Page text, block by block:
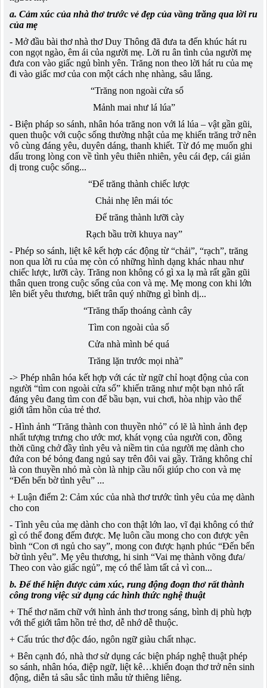
a. Cảm xúc của nhà thơ trước vẻ đẹp của vầng trăng qua lời ru
của mẹ
- Mở đầu bài thơ nhà thơ Duy Thông đã đưa ta đến khúc hát ru
con ngọt ngào, êm ái của người mẹ. Lời ru ân tình của người mẹ
đưa con vào giấc ngủ bình yên. Trăng non theo lời hát ru của mẹ
đi vào giấc mơ của con một cách nhẹ nhàng, sâu lắng.
“Trăng non ngoài cửa sổ
Mảnh mai như lá lúa”
- Biện pháp so sánh, nhân hóa trăng non với lá lúa – vật gần gũi,
quen thuộc với cuộc sống thường nhật của mẹ khiến trăng trở nên
vô cùng đáng yêu, duyên dáng, thanh khiết. Từ đó mẹ muốn ghi
dấu trong lòng con về tình yêu thiên nhiên, yêu cái đẹp, cái giản
dị trong cuộc sống...
“Để trăng thành chiếc lược
Chải nhẹ lên mái tóc
Để trăng thành lưỡi cày
Rạch bầu trời khuya nay”
- Phép so sánh, liệt kê kết hợp các động từ “chải”, “rạch”, trăng
non qua lời ru của mẹ còn có những hình dạng khác nhau như
chiếc lược, lưỡi cày. Trăng non không có gì xa lạ mà rất gần gũi
thân quen trong cuộc sống của con và mẹ. Mẹ mong con khi lớn
lên biết yêu thương, biết trân quý những gì bình dị...
“Trăng thấp thoáng cành cây
Tìm con ngoài của sổ
Cửa nhà mình bé quá
Trăng lặn trước mọi nhà”
-> Phép nhân hóa kết hợp với các từ ngữ chỉ hoạt động của con
người “tìm con ngoài cửa sổ” khiến trăng như một bạn nhỏ rất
đáng yêu đang tìm con để bầu bạn, vui chơi, hòa nhịp vào thế
giới tâm hồn của trẻ thơ.
- Hình ảnh “Trăng thành con thuyền nhỏ” có lẽ là hình ảnh đẹp
nhất tượng trưng cho ước mơ, khát vọng của người con, đồng
thời cũng chở đầy tình yêu và niềm tin của người mẹ dành cho
đứa con bé bỏng đang ngủ say trên đôi vai gầy. Trăng không chỉ
là con thuyền nhỏ mà còn là nhịp cầu nối giúp cho con và mẹ
“Đến bến bờ tình yêu” ...
+ Luận điểm 2: Cảm xúc của nhà thơ trước tình yêu của mẹ dành
cho con
- Tình yêu của mẹ dành cho con thật lớn lao, vĩ đại không có thứ
gì có thể đong đếm được. Mẹ luôn cầu mong cho con được yên
bình “Con ơi ngủ cho say”, mong con được hạnh phúc “Đến bến
bờ tình yêu”. Mẹ yêu thương, hi sinh “Vai mẹ thành võng đưa/
Theo con vào giấc ngủ”, mẹ có thể làm tất cả vì con...
b. Để thể hiện được cảm xúc, rung động đoạn thơ rất thành
công trong việc sử dụng các hình thức nghệ thuật
+ Thể thơ năm chữ với hình ảnh thơ trong sáng, bình dị phù hợp
với thế giới tâm hồn trẻ thơ, dễ nhớ dễ thuộc.
+ Cấu trúc thơ độc đáo, ngôn ngữ giàu chất nhạc.
+ Bên cạnh đó, nhà thơ sử dụng các biện pháp nghệ thuật phép
so sánh, nhân hóa, điệp ngữ, liệt kê…khiến đoạn thơ trở nên sinh
động, diễn tả sâu sắc tình mẫu tử thiêng liêng.